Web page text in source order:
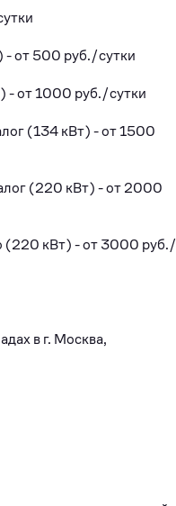
- от 500 pуб./cутки
- от 1000 руб./cутки
(134 кBт) - от 1500
(220 кВт) - от 2000
(220 кВт) - от 3000 руб./
в г. Москва,